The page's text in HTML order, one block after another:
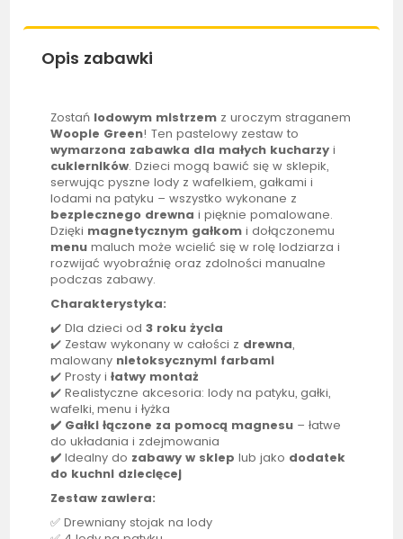
Opis zabawki
Zostań lodowym mistrzem z uroczym straganem
Woopie Green! Ten pastelowy zestaw to
wymarzona zabawka dla małych kucharzy i
cukierników. Dzieci mogą bawić się w sklepik,
serwując pyszne lody z wafelkiem, gałkami i
lodami na patyku – wszystko wykonane z
bezpiecznego drewna i pięknie pomalowane.
Dzięki magnetycznym gałkom i dołączonemu
menu maluch może wcielić się w rolę lodziarza i
rozwijać wyobraźnię oraz zdolności manualne
podczas zabawy.
Charakterystyka:
✔️ Dla dzieci od3 roku życia
✔️ Zestaw wykonany w całości z drewna,
malowany nietoksycznymi farbami
✔️ Prosty iłatwy montaż
✔️ Realistyczne akcesoria: lody na patyku, gałki,
wafelki, menu i łyżka
✔️ Gałki łączone za pomocą magnesu – łatwe
do układania i zdejmowania
✔️Idealny do zabawy w sklep lub jako dodatek
do kuchni dziecięcej
Zestaw zawiera:
✅ Drewniany stojak na lody